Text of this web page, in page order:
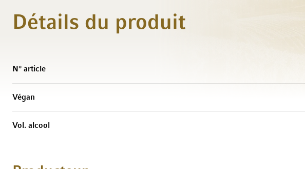
Détails du produit
N° article
Végan
Vol. alcool